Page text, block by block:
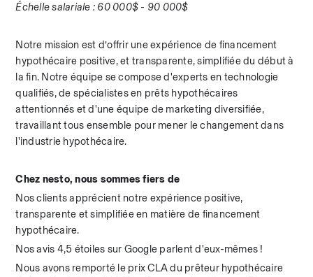
Échelle salariale : 60 000$ - 90 000$
Notre mission est d’offrir une expérience de financement
hypothécaire positive, et transparente, simplifiée du début à
la fin. Notre équipe se compose d'experts en technologie
qualifiés, de spécialistes en prêts hypothécaires
attentionnés et d'une équipe de marketing diversifiée,
travaillant tous ensemble pour mener le changement dans
l'industrie hypothécaire.
Chez nesto, nous sommes fiers de
Nos clients apprécient notre expérience positive,
transparente et simplifiée en matière de financement
hypothécaire.
Nos avis 4,5 étoiles sur Google parlent d'eux-mêmes !
Nous avons remporté le prix CLA du prêteur hypothécaire